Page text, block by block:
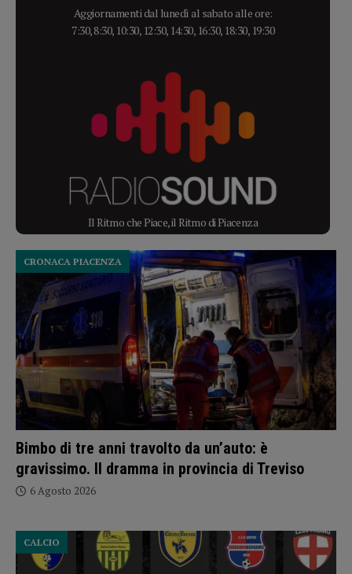
Aggiornamenti dal lunedì al sabato alle ore:
7:30, 8:30, 10:30, 12:30, 14:30, 16:30, 18:30, 19:30
Il Ritmo che Piace, il Ritmo di Piacenza
Bimbo di tre anni travolto da un’auto: è
gravissimo. Il dramma in provincia di Treviso
CRONACA PIACENZA
6 Agosto 2026
CALCIO